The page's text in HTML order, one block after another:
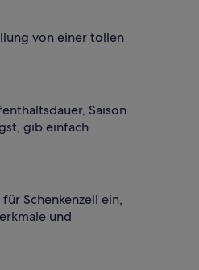
von einer tollen
Saison
gib einfach
Schenkenzell ein,
und